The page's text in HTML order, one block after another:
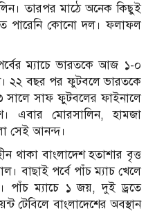
তারপর মাঠে অনেক কিছুই
পারেনি কোনো দল। ফলাফল
ম্যাচে ভারতকে আজ ১-০
২২ বছর পর ফুটবলে ভারতকে
সালে সাফ ফুটবলের ফাইনালে
এবার মোরসালিন, হামজা
সেই আনন্দ।
থাকা বাংলাদেশ হতাশার বৃত্ত
বাছাই পর্বে পাঁচ ম্যাচ খেলে
পাঁচ ম্যাচে ১ জয়, দুই ড্রতে
টেবিলে বাংলাদেশের অবস্থান